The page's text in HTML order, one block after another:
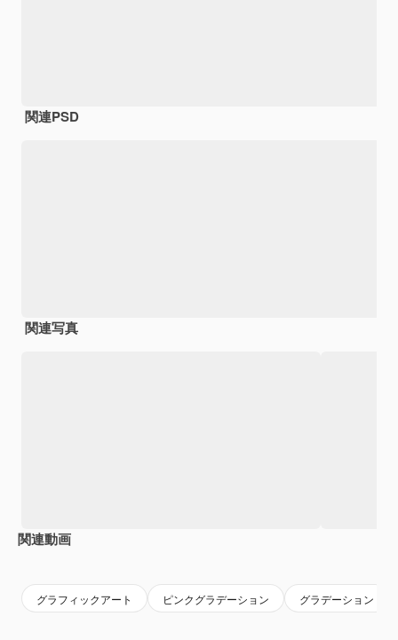
関連PSD
関連写真
関連動画
グラフィックアート ピンクグラデーション グラデーション